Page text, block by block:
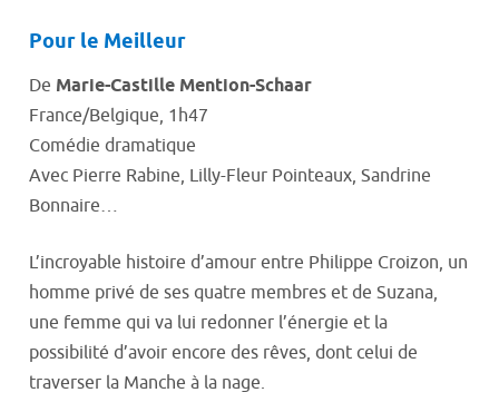
Pour le Meilleur
De Marie-Castille Mention-Schaar
France/Belgique, 1h47
Comédie dramatique
Avec Pierre Rabine, Lilly-Fleur Pointeaux, Sandrine
Bonnaire…
L’incroyable histoire d’amour entre Philippe Croizon, un
homme privé de ses quatre membres et de Suzana,
une femme qui va lui redonner l’énergie et la
possibilité d’avoir encore des rêves, dont celui de
traverser la Manche à la nage.